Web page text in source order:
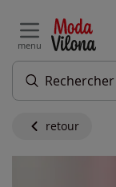
menu
retour